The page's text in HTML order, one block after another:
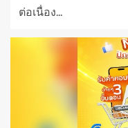
ต่อเนื่อง...